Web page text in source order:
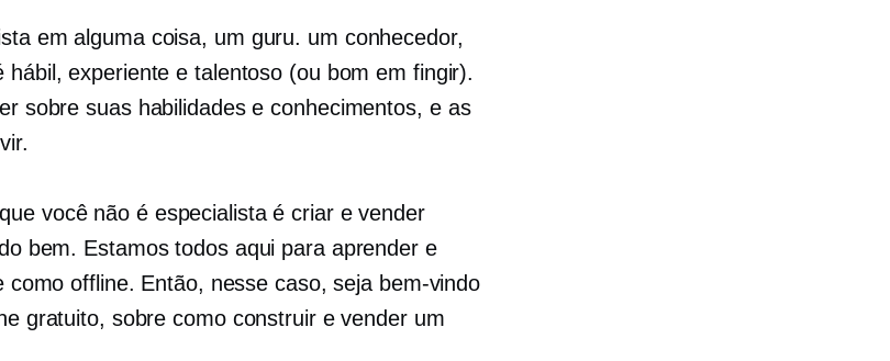
em alguma coisa, um guru. um conhecedor,
hábil, experiente e talentoso (ou bom em fingir).
sobre suas habilidades e conhecimentos, e as
você não é especialista é criar e vender
bem. Estamos todos aqui para aprender e
como offline. Então, nesse caso, seja bem-vindo
gratuito, sobre como construir e vender um